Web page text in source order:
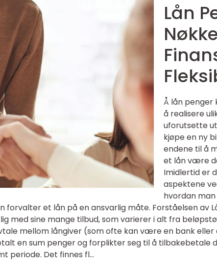
Lån
Å lån
å realisere
uforutsette
kjøpe en ny
endene til å
et lån være
Imidlertid er
aspektene
hvordan
forvalter et lån på en ansvarlig måte. Forståelsen av
med sine mange tilbud, som varierer i alt fra
mellom långiver (som ofte kan være en bank eller
en sum penger og forplikter seg til å tilbakebetale
periode. Det finnes fl...